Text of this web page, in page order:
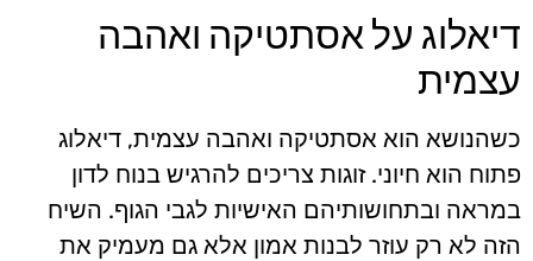
דיאלוג על אסתטיקה ואהבה
עצמית
כשהנושא הוא אסתטיקה ואהבה עצמית, דיאלוג
פתוח הוא חיוני. זוגות צריכים להרגיש בנוח לדון
במראה ובתחושותיהם האישיות לגבי הגוף. השיח
הזה לא רק עוזר לבנות אמון אלא גם מעמיק את